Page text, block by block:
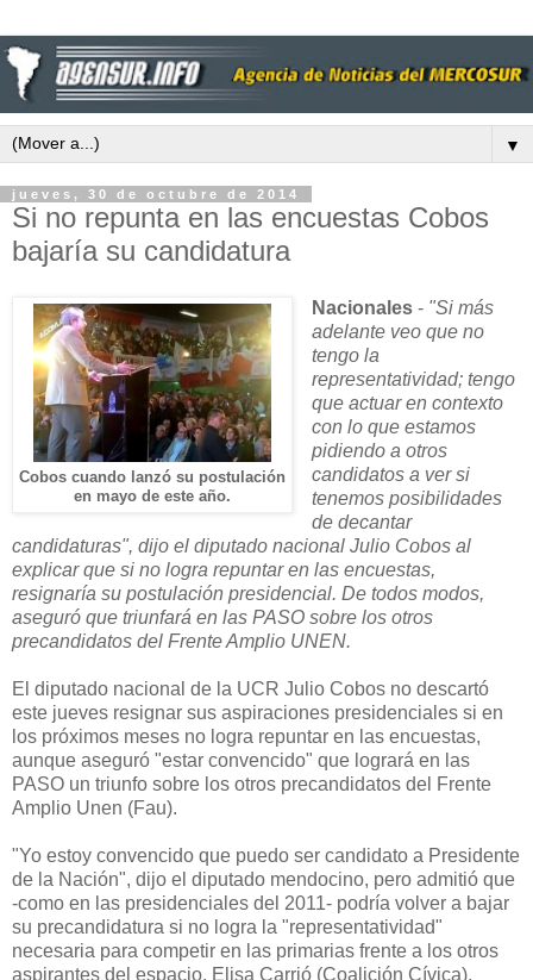
▼
jueves, 30 de octubre de 2014
Si no repunta en las encuestas Cobos
bajaría su candidatura
Cobos cuando lanzó su postulación
en mayo de este año.
Nacionales- "Si más
adelante veo que no
tengo la
representatividad; tengo
que actuar en contexto
con lo que estamos
pidiendo a otros
candidatos a ver si
tenemos posibilidades
de decantar
candidaturas", dijo el diputado nacional Julio Cobos al
explicar que si no logra repuntar en las encuestas,
resignaría su postulación presidencial. De todos modos,
aseguró que triunfará en las PASO sobre los otros
precandidatos del Frente Amplio UNEN.
El diputado nacional de la UCR Julio Cobos no descartó
este jueves resignar sus aspiraciones presidenciales si en
los próximos meses no logra repuntar en las encuestas,
aunque aseguró "estar convencido" que logrará en las
PASO un triunfo sobre los otros precandidatos del Frente
Amplio Unen (Fau).
"Yo estoy convencido que puedo ser candidato a Presidente
de la Nación", dijo el diputado mendocino, pero admitió que
-como en las presidenciales del 2011- podría volver a bajar
su precandidatura si no logra la "representatividad"
necesaria para competir en las primarias frente a los otros
aspirantes del espacio, Elisa Carrió (Coalición Cívica),